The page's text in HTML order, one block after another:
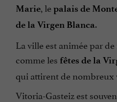
Marie, lepalais de
de la Virgen Blanca.
La ville est animée par
comme les fêtes de la
qui attirent de nombreux
Vitoria-Gasteiz est